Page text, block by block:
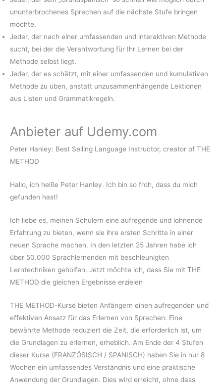
ununterbrochenes Sprechen auf die nächste Stufe bringen
möchte.
Jeder, der nach einer umfassenden und interaktiven Methode
sucht, bei der die Verantwortung für Ihr Lernen bei der
Methode selbst liegt.
Jeder, der es schätzt, mit einer umfassenden und kumulativen
Methode zu üben, anstatt unzusammenhängende Lektionen
aus Listen und Grammatikregeln.
Anbieter auf Udemy.com
Peter Hanley: Best Selling Language Instructor, creator of THE
METHOD
Hallo, ich heiße Peter Hanley. Ich bin so froh, dass du mich
gefunden hast!
Ich liebe es, meinen Schülern eine aufregende und lohnende
Erfahrung zu bieten, wenn sie ihre ersten Schritte in einer
neuen Sprache machen. In den letzten 25 Jahren habe ich
über 50.000 Sprachlernenden mit beschleunigten
Lerntechniken geholfen. Jetzt möchte ich, dass Sie mit THE
METHOD die gleichen Ergebnisse erzielen
THE METHOD-Kurse bieten Anfängern einen aufregenden und
effektiven Ansatz für das Erlernen von Sprachen: Eine
bewährte Methode reduziert die Zeit, die erforderlich ist, um
die Grundlagen zu erlernen, erheblich. Am Ende der 4 Stufen
dieser Kurse (FRANZÖSISCH / SPANISCH) haben Sie in nur 8
Wochen ein umfassendes Verständnis und eine praktische
Anwendung der Grundlagen. Dies wird erreicht, ohne dass